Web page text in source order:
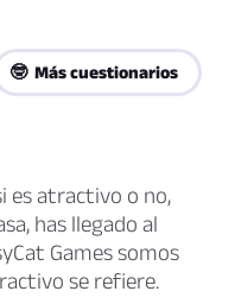
🤓 Más cuestionarios
es atractivo o no,
has llegado al
Games somos
se refiere.